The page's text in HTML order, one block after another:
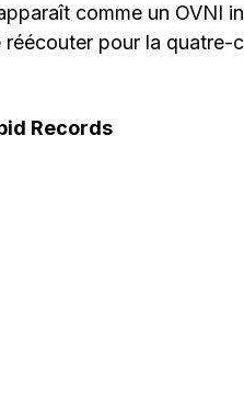
comme un OVNI
pour la quatre-
Records